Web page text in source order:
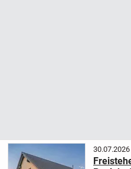
30.07.2026